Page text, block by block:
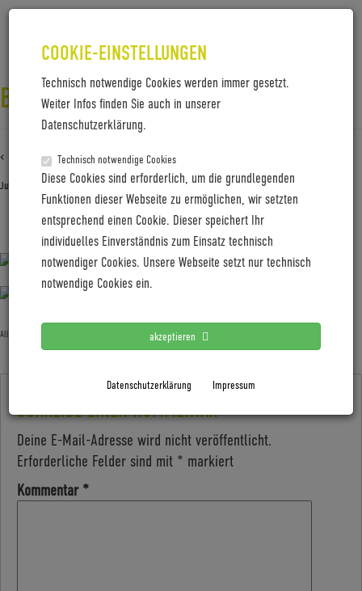
COOKIE-EINSTELLUNGEN
Technisch notwendige Cookies werden immer gesetzt.
Weiter Infos finden Sie auch in unserer
Datenschutzerklärung.
Technisch notwendige Cookies
Diese Cookies sind erforderlich, um die grundlegenden
Funktionen dieser Webseite zu ermöglichen, wir setzten
entsprechend einen Cookie. Dieser speichert Ihr
individuelles Einverständnis zum Einsatz technisch
notwendiger Cookies. Unsere Webseite setzt nur technisch
notwendige Cookies ein.
akzeptieren
Datenschutzerklärung Impressum
BZEN_AMSTERDAM_RED
‹ Zurück zuBZen_Amsterdam_red
Juli 15, 2019 Gabi Jung — No Comments
BZen_Amsterdam_red
Allgemein
SCHREIBE EINEN KOMMENTAR
Deine E-Mail-Adresse wird nicht veröffentlicht.
Erforderliche Felder sind mit * markiert
Kommentar *